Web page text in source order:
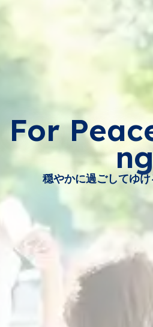
For
穏やかに過ごしてゆ